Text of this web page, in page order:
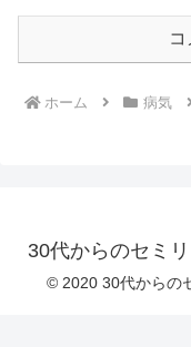
ホーム 病気
30代からのセミ
© 2020 30代からの